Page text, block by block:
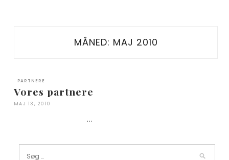
MÅNED: MAJ 2010
PARTNERE
Vores partnere
MAJ 13, 2010
…